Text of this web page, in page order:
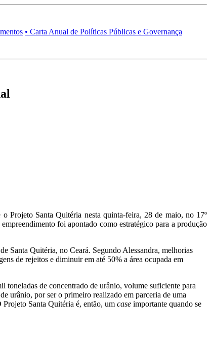
• Carta Anual de Políticas Públicas e Governança
o Projeto Santa Quitéria nesta quinta-feira, 28 de maio, no 17º
foi apontado como estratégico para a produção
Santa Quitéria, no Ceará. Segundo Alessandra, melhorias
de rejeitos e diminuir em até 50% a área ocupada em
toneladas de concentrado de urânio, volume suficiente para
urânio, por ser o primeiro realizado em parceria de uma
Santa Quitéria é, então, um case importante quando se